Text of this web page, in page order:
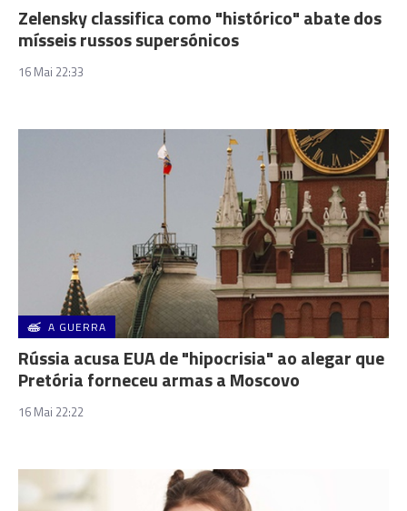
Zelensky classifica como "histórico" abate dos
mísseis russos supersónicos
16 Mai 22:33
A GUERRA
Rússia acusa EUA de "hipocrisia" ao alegar que
Pretória forneceu armas a Moscovo
16 Mai 22:22